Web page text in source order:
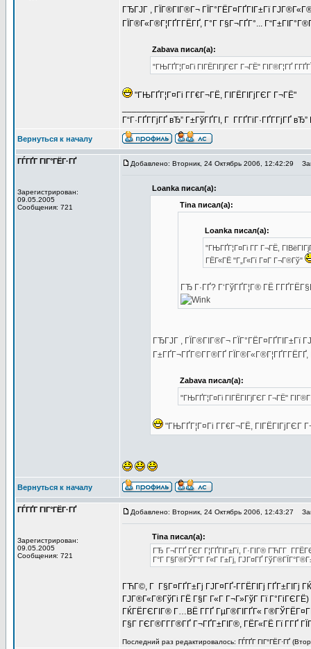
ГЂГЈГ , ГЇГ®ГІГ®Г¬ ГЇГ°ГЁГ¤ГҐГІГ±Гї
ГЇГ®Г«Г®Г¦ГҐГ­ГЁГҐ, Г°Г Г§Г¬ГҐГ°...
Zabava писал(а):
"ГЊГҐГ¦Г¤Гі ГІГЁГІГјГЄГ Г¬ГЁ" ГІГ®Г¦ГҐ
"ГЊГҐГ¦Г¤Гі Г­Г€Г¬ГЁ, ГІГЁГІГјГЄГ Г¬ГЁ"
Г“Г·ГҐГ­ГјГҐ вЂ” Г±ГўГҐГІ, Г Г­ГҐГіГ·ГҐГ­ГјГҐ
Вернуться к началу
ГЃГҐГ ГІГ°ГЁГ·ГҐ
Зарегистрирован:
09.05.2005
Сообщения: 721
Добавлено: Вторник, 24 Октябрь 2006, 12:42:29
Loanka писал(а):
Tina писал(а):
Loanka писал(а):
"ГЊГҐГ¦Г¤Гі Г­Г Г¬ГЁ,
ГЁГ«ГЁ "Г„Г«Гї Г¤Г Г¬Г®Гў"
ГЂ Г·ГҐ? Г‘ГўГҐГ¦Г® ГЁ
ГЂГЈГ , ГЇГ®ГІГ®Г¬ ГЇГ°ГЁГ¤ГҐГІГ±Гї
Г±ГҐГ¬ГҐГ©Г­Г®ГҐ ГЇГ®Г«Г®Г¦ГҐГ­ГЁГҐ,
Zabava писал(а):
"ГЊГҐГ¦Г¤Гі ГІГЁГІГјГЄГ Г¬ГЁ"
"ГЊГҐГ¦Г¤Гі Г­Г€Г¬ГЁ, ГІГЁГІГјГЄГ
Вернуться к началу
ГЃГҐГ ГІГ°ГЁГ·ГҐ
Зарегистрирован:
09.05.2005
Сообщения: 721
Добавлено: Вторник, 24 Октябрь 2006, 12:43:27
Tina писал(а):
ГЂ Г¬Г­ГҐ ГЄГ Г¦ГҐГІГ±Гї, Г·ГІГ® ГЋГ­Г
Г°Г Г§Г®ГЎГ°Г Г«Г Г±Гј, ГЈГ¤ГҐ
ГЋГ©, Г Г§Г¤ГҐГ±Гј ГЈГ¤ГҐ-Г­ГЁГІГј ГҐГ±ГІГј
ГЈГ®Г«Г®ГўГі ГЁ Г§Г Г«Г Г¬Г»ГўГ Гї Г°ГіГЄГЁ)
ГЌГЁГЄГІГ® Г…ВЁ Г­ГҐ ГµГ®ГІГҐГ«
Г§Г ГЄГ®Г­Г­Г®ГҐ Г¬ГҐГ±ГІГ®, ГЁГ«ГЁ Гї Г­ГҐ
Последний раз редактировалось: ГЃГҐГ ГІГ°ГЁГ·ГҐ